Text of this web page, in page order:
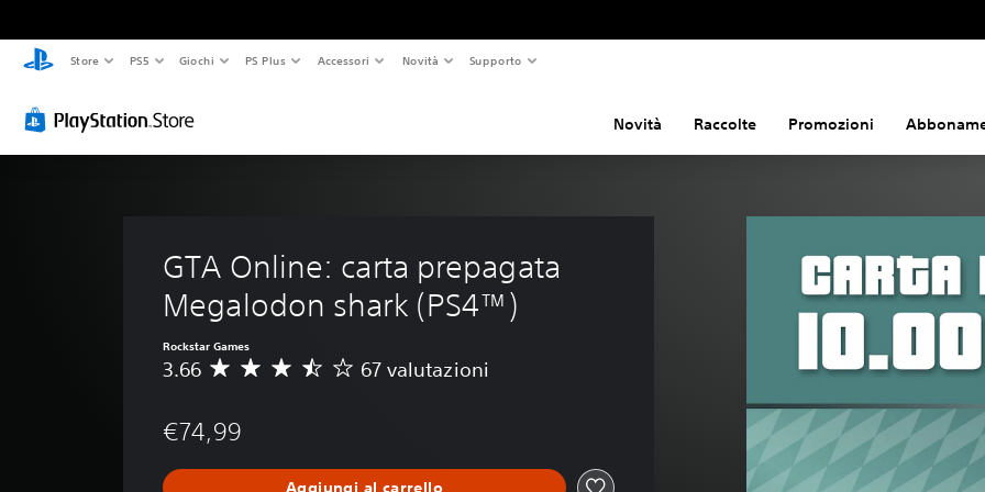
Store PS5 Giochi PS Plus Accessori Novità Supporto
Novità Raccolte Promozioni
GTA Online: carta prepagata
Megalodon shark (PS4™)
Rockstar Games
V
u
a
3.66 67 valutazioni
€74,99
Aggiungi al carrello